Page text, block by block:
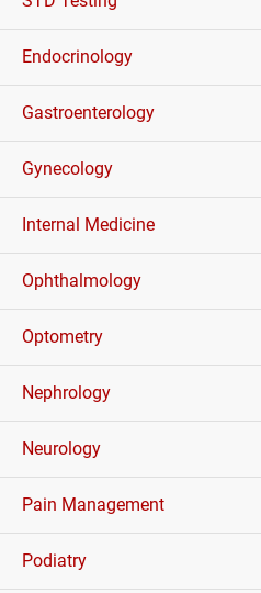
Endocrinology
Gastroenterology
Gynecology
Internal Medicine
Ophthalmology
Optometry
Nephrology
Neurology
Pain Management
Podiatry